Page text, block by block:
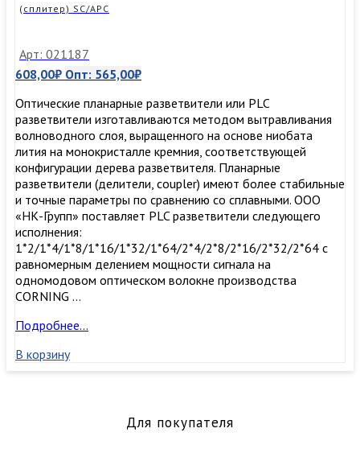
(сплитер) SC/APC
Арт: 021187
608,00₽ Опт: 565,00₽
Оптические планарные разветвители или PLC
разветвители изготавливаются методом вытравливания
волноводного слоя, выращенного на основе ниобата
лития на монокристалле кремния, соответствующей
конфигурации дерева разветвителя. Планарные
разветвители (делители, coupler) имеют более стабильные
и точные параметры по сравнению со сплавными. ООО
«НК-Групп» поставляет PLC разветвители следующего
исполнения:
1*2/1*4/1*8/1*16/1*32/1*64/2*4/2*8/2*16/2*32/2*64 с
равномерным делением мощности сигнала на
одномодовом оптическом волокне производства
CORNING …
1х4,
Оптический
планарный
Подробнее…
В корзину
Для покупателя